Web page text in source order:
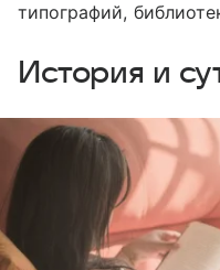
типографий,
История и